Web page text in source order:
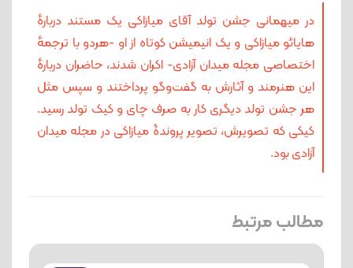
در میهمانی جشن تولد آقای میازاکی یک مستند دربارهٔ
هایائو میازاکی و یک انیمیشن کوتاه از او -هردو با ترجمهٔ
اختصاصی مجله میدان آزادی- اکران شدند، حاضران دربارهٔ
این هنرمند و آثارش به گفت‌وگو پرداختند و سپس مثل
هر جشن تولد دیگری کار به صرف چای و کیک تولد رسید.
کیکی که تصویرش، تصویر پروندۀ میازاکی در مجله میدان
آزادی بود.
مطالب مرتبط